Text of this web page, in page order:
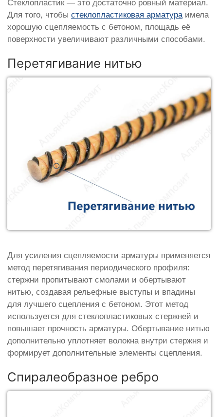
Стеклопластик — это достаточно ровный материал.
Для того, чтобы стеклопластиковая арматураимела
хорошую сцепляемость с бетоном, площадь её
поверхности увеличивают различными способами.
Перетягивание нитью
Для усиления сцепляемости арматуры применяется
метод перетягивания периодического профиля:
стержни пропитывают смолами и обертывают
нитью, создавая рельефные выступы и впадины
для лучшего сцепления с бетоном. Этот метод
используется для стеклопластиковых стержней и
повышает прочность арматуры. Обертывание нитью
дополнительно уплотняет волокна внутри стержня и
формирует дополнительные элементы сцепления.
Спиралеобразное ребро